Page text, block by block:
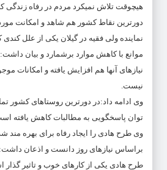
هیچوقت تلاش نمیکرد مردم در رفاه زندگی
دورترین نقاط کشور هم شاهد و امکانت
نماینده ولی فقیه در گیلان یکی از علل
موانع با کاهش موارد برشمارد و بیان
نیازهای آنها هم افزایش یافته و امکانات
نیست.
وی ادامه داد:در دورترین روستاهای کشور
توان پاسخگویی به مطالبات کاهش یافته
وی طرح هادی را ایجاد رفاه برای بهره مند
براساس نیازهای روز دانست و اذعان داشت:
طرح هادی یکی از کارهای خوب و تاثیر